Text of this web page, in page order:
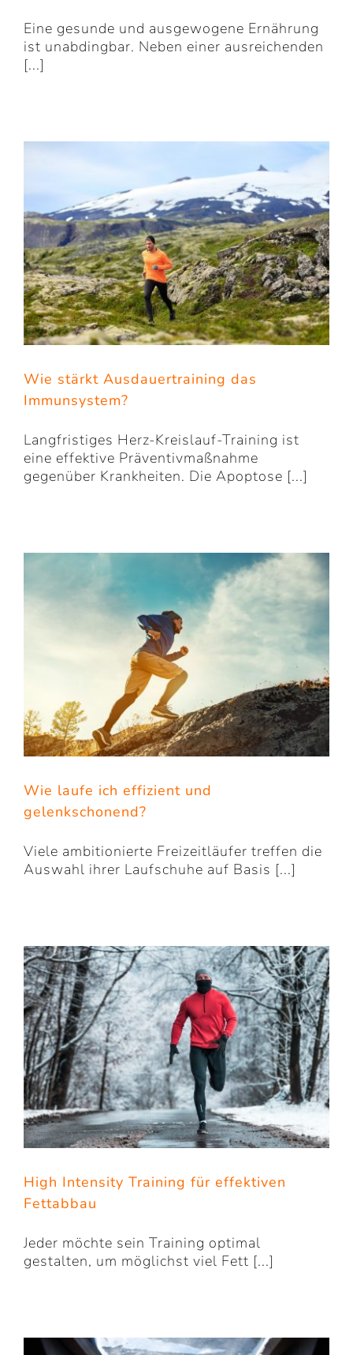
Eine gesunde und ausgewogene Ernährung
ist unabdingbar. Neben einer ausreichenden
[...]
Wie stärkt Ausdauertraining das
Immunsystem?
Langfristiges Herz-Kreislauf-Training ist
eine effektive Präventivmaßnahme
gegenüber Krankheiten. Die Apoptose [...]
Wie laufe ich effizient und
gelenkschonend?
Viele ambitionierte Freizeitläufer treffen die
Auswahl ihrer Laufschuhe auf Basis [...]
High Intensity Training für effektiven
Fettabbau
Jeder möchte sein Training optimal
gestalten, um möglichst viel Fett [...]